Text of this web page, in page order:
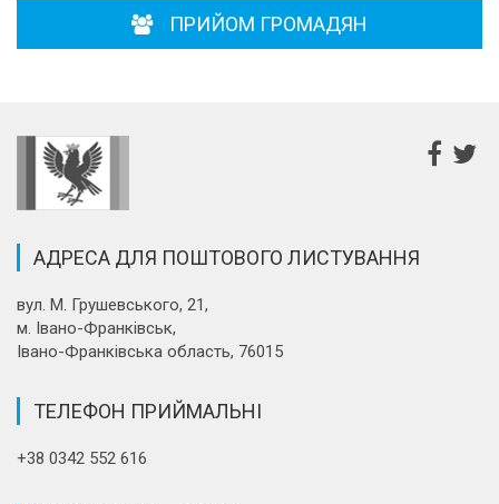
ПРИЙОМ ГРОМАДЯН
АДРЕСА ДЛЯ ПОШТОВОГО ЛИСТУВАННЯ
вул. М. Грушевського, 21,
м. Івано-Франківськ,
Івано-Франківська область, 76015
ТЕЛЕФОН ПРИЙМАЛЬНІ
+38 0342 552 616